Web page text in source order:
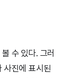
수 있다. 그러
사진에 표시된